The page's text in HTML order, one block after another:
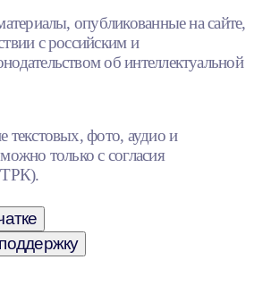
опубликованные на сайте,
с российским и
об интеллектуальной
текстовых, фото, аудио и
только с согласия